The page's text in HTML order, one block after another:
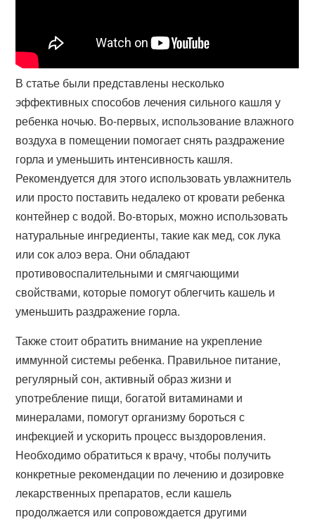
В статье были представлены несколько
эффективных способов лечения сильного кашля у
ребенка ночью. Во-первых, использование влажного
воздуха в помещении помогает снять раздражение
горла и уменьшить интенсивность кашля.
Рекомендуется для этого использовать увлажнитель
или просто поставить недалеко от кровати ребенка
контейнер с водой. Во-вторых, можно использовать
натуральные ингредиенты, такие как мед, сок лука
или сок алоэ вера. Они обладают
противовоспалительными и смягчающими
свойствами, которые помогут облегчить кашель и
уменьшить раздражение горла.
Также стоит обратить внимание на укрепление
иммунной системы ребенка. Правильное питание,
регулярный сон, активный образ жизни и
употребление пищи, богатой витаминами и
минералами, помогут организму бороться с
инфекцией и ускорить процесс выздоровления.
Необходимо обратиться к врачу, чтобы получить
конкретные рекомендации по лечению и дозировке
лекарственных препаратов, если кашель
продолжается или сопровождается другими